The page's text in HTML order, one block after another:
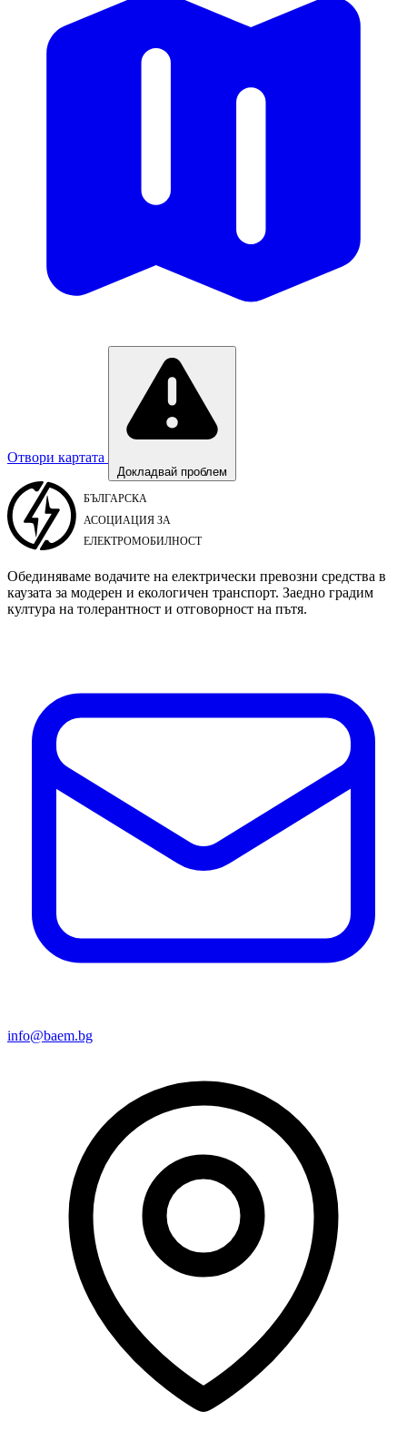
Отвори картата
Докладвай проблем
Обединяваме водачите на електрически превозни средства в
каузата за модерен и екологичен транспорт. Заедно градим
култура на толерантност и отговорност на пътя.
info@baem.bg